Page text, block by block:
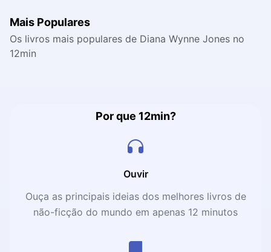
Mais Populares
Os livros mais populares de Diana Wynne Jones no
12min
Por que 12min?
Ouvir
Ouça as principais ideias dos melhores livros de
não-ficção do mundo em apenas 12 minutos